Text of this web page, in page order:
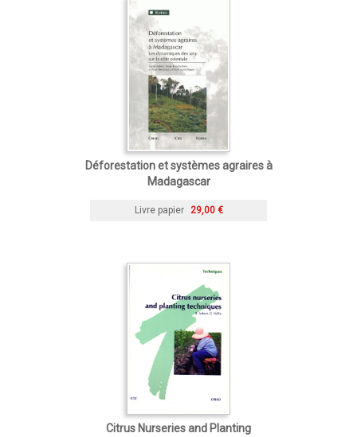
Déforestation et systèmes agraires à
Madagascar
Livre papier 29,00 €
Citrus Nurseries and Planting